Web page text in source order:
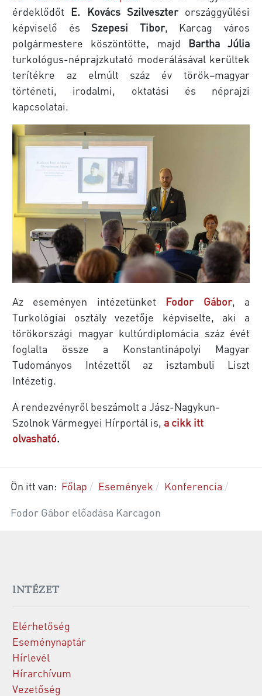
érdeklődőt E. Kovács Szilveszterországgyűlési
képviselő és Szepesi Tibor, Karcag város
polgármestere köszöntötte, majd Bartha Júlia
turkológus-néprajzkutató moderálásával kerültek
terítékre az elmúlt száz év török–magyar
történeti, irodalmi, oktatási és néprajzi
kapcsolatai.
Az eseményen intézetünket Fodor Gábor, a
Turkológiai osztály vezetője képviselte, aki a
törökországi magyar kultúrdiplomácia száz évét
foglalta össze a Konstantinápolyi Magyar
Tudományos Intézettől az isztambuli Liszt
Intézetig.
A rendezvényről beszámolt a Jász-Nagykun-
Szolnok Vármegyei Hírportál is, a cikk itt
olvasható.
Ön itt van: Főlap Események
Konferencia
Fodor Gábor előadása Karcagon
INTÉZET
Elérhetőség
Eseménynaptár
Hírlevél
Hírarchívum
Vezetőség